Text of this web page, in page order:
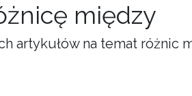
między
artykułów na temat różnic